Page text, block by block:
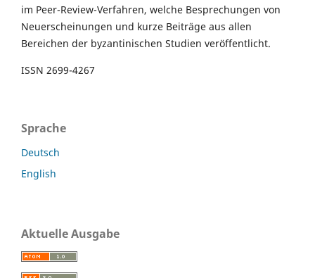
im Peer-Review-Verfahren, welche Besprechungen von
Neuerscheinungen und kurze Beiträge aus allen
Bereichen der byzantinischen Studien veröffentlicht.
ISSN 2699-4267
Sprache
Deutsch
English
Aktuelle Ausgabe